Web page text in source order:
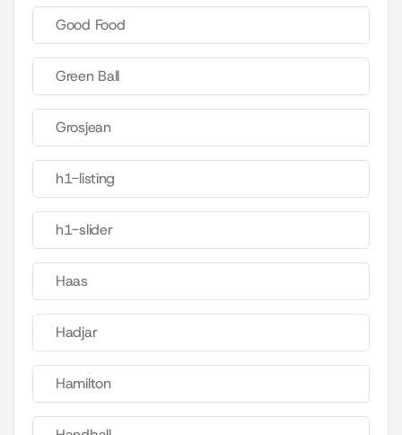
Good Food
Green Ball
Grosjean
h1-listing
h1-slider
Haas
Hadjar
Hamilton